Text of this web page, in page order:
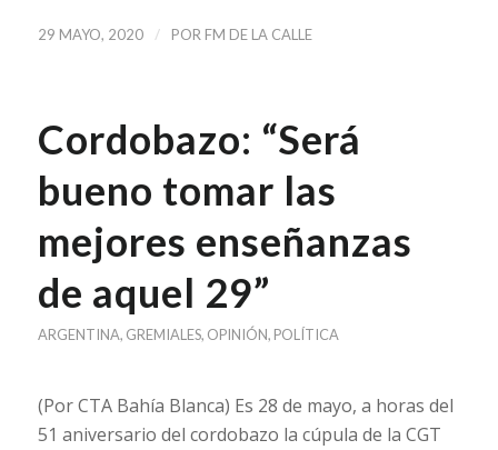
29 MAYO, 2020 / POR FM DE LA CALLE
Cordobazo: “Será
bueno tomar las
mejores enseñanzas
de aquel 29”
ARGENTINA, GREMIALES, OPINIÓN, POLÍTICA
(Por CTA Bahía Blanca) Es 28 de mayo, a horas del
51 aniversario del cordobazo la cúpula de la CGT